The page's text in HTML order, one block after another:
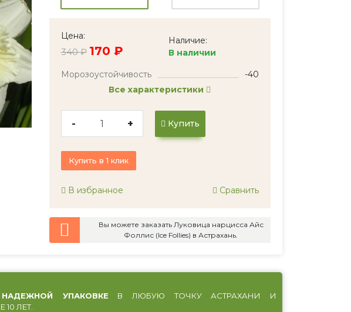
Цена:
340 ₽ 170 ₽
Наличие:
В наличии
Морозоустойчивость
-40
Все характеристики
- + Купить
Купить в 1 клик
В избранное Сравнить
Вы можете заказать Луковица нарцисса Айс
Фоллис (Ice Follies) в Астрахань.
УПАКОВКЕ В ЛЮБУЮ ТОЧКУ АСТРАХАНИ И
ЛЕТ.